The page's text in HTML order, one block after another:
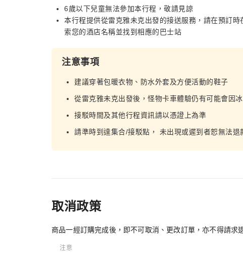
6歲以下兒童無法參加本行程，敬請見諒
本行程提供從雷克雅未克出發的接送服務，請在預訂
索您的酒店名稱並找到相應的巴士站
注意事項
建議穿著包暖衣物、防水外套及方便活動的鞋子
從雷克雅未克出發後，怪物卡車體驗仍有可能會因
接駁時間及其他行程資訊請以憑證上為準
請準時到達集合/接駁點， 未出現或遲到者恕無法退
取消政策
商品一經訂購完成後，即不可取消、更改訂單，亦不得請求
注意